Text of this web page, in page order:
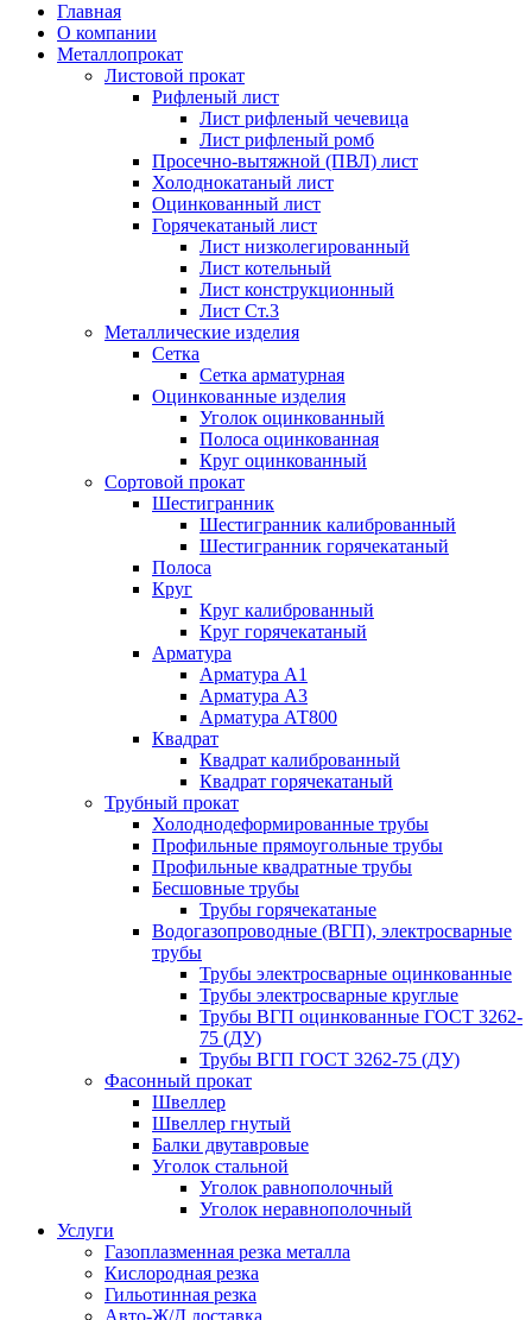
Главная
О компании
Металлопрокат
Листовой прокат
Рифленый лист
Лист рифленый чечевица
Лист рифленый ромб
Просечно-вытяжной (ПВЛ) лист
Холоднокатаный лист
Оцинкованный лист
Горячекатаный лист
Лист низколегированный
Лист котельный
Лист конструкционный
Лист Ст.3
Металлические изделия
Сетка
Сетка арматурная
Оцинкованные изделия
Уголок оцинкованный
Полоса оцинкованная
Круг оцинкованный
Сортовой прокат
Шестигранник
Шестигранник калиброванный
Шестигранник горячекатаный
Полоса
Круг
Круг калиброванный
Круг горячекатаный
Арматура
Арматура А1
Арматура А3
Арматура АТ800
Квадрат
Квадрат калиброванный
Квадрат горячекатаный
Трубный прокат
Холоднодеформированные трубы
Профильные прямоугольные трубы
Профильные квадратные трубы
Бесшовные трубы
Трубы горячекатаные
Водогазопроводные (ВГП), электросварные
трубы
Трубы электросварные оцинкованные
Трубы электросварные круглые
Трубы ВГП оцинкованные ГОСТ 3262-
75 (ДУ)
Трубы ВГП ГОСТ 3262-75 (ДУ)
Фасонный прокат
Швеллер
Швеллер гнутый
Балки двутавровые
Уголок стальной
Уголок равнополочный
Уголок неравнополочный
Услуги
Газоплазменная резка металла
Кислородная резка
Гильотинная резка
Авто-Ж/Д доставка